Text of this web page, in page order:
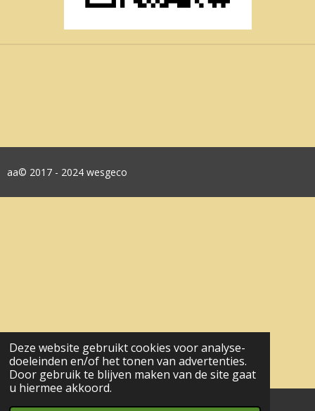
Deze website gebruikt cookies voor analyse-
doeleinden en/of het tonen van advertenties.
Door gebruik te blijven maken van de site gaat
u hiermee akkoord.
aa© 2017 - 2024 wesgeco